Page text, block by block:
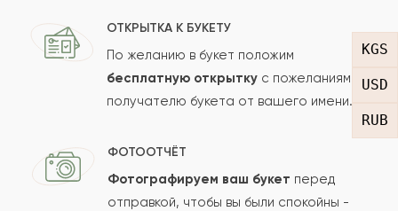
KGS
USD
RUB
Ваш e-mail
Отзыв
ОТКРЫТКА К БУКЕТУ
По желанию в букет положим
бесплатную открытку с пожеланиями
получателю букета от вашего имени.
ФОТООТЧЁТ
Фотографируем ваш букет перед
отправкой, чтобы вы были спокойны -